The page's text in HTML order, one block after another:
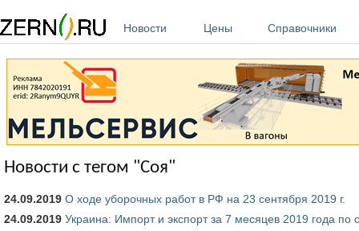
Новости
Цены Справочники
Новости с тегом "Соя"
24.09.2019 О ходе уборочных работ в РФ на 23 сентября 2019 г.
24.09.2019 Украина: Импорт и экспорт за 7 месяцев 2019 года по